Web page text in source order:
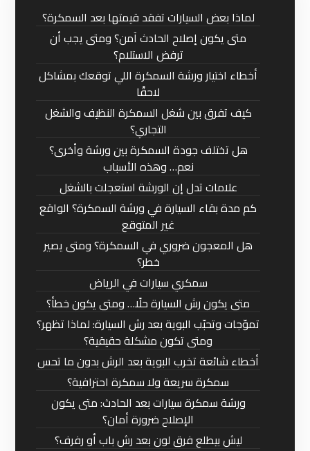
لماذا بعض السيارات تفقد قيمتها بعد السمكرة؟
متى يكون إصلاح الحادث آمن؟ ومتى يجب أن
ترفض الاستلام؟
أخطاء اختيار ورشة السمكرة اللي توقعك بمشاكل
لاحقًا
كيف تفرق بين شغل السمكرة النظيف والشغل
التجاري؟
هل تختلف جودة السمكرة بين ورشة وأخرى؟
نعم… وهذه الأسباب
علامات تدل إن الورشة استعجلت بالشغل
كم مدة بقاء السيارة في ورشة السمكرة؟ الواقع
غير المتوقع
هل المعجون ضروري في السمكرة؟ ومتى يصير
خطر؟
سمكري سيارات في الرياض
متى يكون رش السيارة حلًا… ومتى يكون خطأ؟
تموّجات وتحبّب البوية بعد رش السيارة: لماذا تظهر؟
ومتى تكون مشكلة حقيقية؟
أخطاء شائعة تخرب البوية بعد الرش بدون ما تحس
سمكرة سريعة ولا سمكرة احترافية؟
ورشة سمكرة سيارات بعد الحادث: متى يكون
الإصلاح ضرورة أمان؟
ليش بيطلع فرق لون بعد رش باب أو رفرف؟